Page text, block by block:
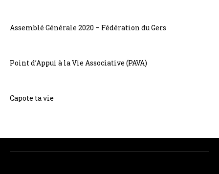
Assemblé Générale 2020 – Fédération du Gers
Point d’Appui à la Vie Associative (PAVA)
Capote ta vie